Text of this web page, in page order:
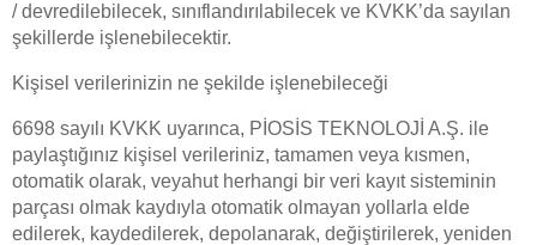
/ devredilebilecek, sınıflandırılabilecek ve KVKK’da sayılan
şekillerde işlenebilecektir.
Kişisel verilerinizin ne şekilde işlenebileceği
6698 sayılı KVKK uyarınca, PİOSİS TEKNOLOJİ A.Ş. ile
paylaştığınız kişisel verileriniz, tamamen veya kısmen,
otomatik olarak, veyahut herhangi bir veri kayıt sisteminin
parçası olmak kaydıyla otomatik olmayan yollarla elde
edilerek, kaydedilerek, depolanarak, değiştirilerek, yeniden